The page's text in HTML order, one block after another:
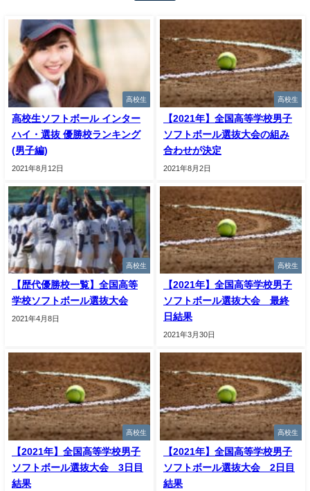
高校生
高校生ソフトボール インター
ハイ・選抜 優勝校ランキング
(男子編)
2021年8月12日
高校生
【2021年】全国高等学校男子
ソフトボール選抜大会の組み
合わせが決定
2021年8月2日
高校生
【歴代優勝校一覧】全国高等
学校ソフトボール選抜大会
2021年4月8日
高校生
【2021年】全国高等学校男子
ソフトボール選抜大会 最終
日結果
2021年3月30日
高校生
【2021年】全国高等学校男子
ソフトボール選抜大会 3日目
結果
高校生
【2021年】全国高等学校男子
ソフトボール選抜大会 2日目
結果